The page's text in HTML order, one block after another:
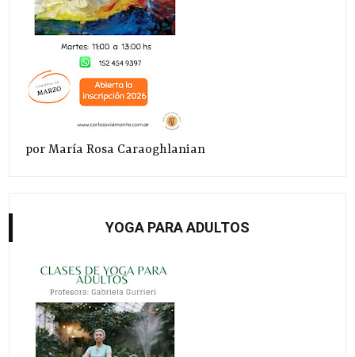
por María Rosa Caraoghlanian
YOGA PARA ADULTOS